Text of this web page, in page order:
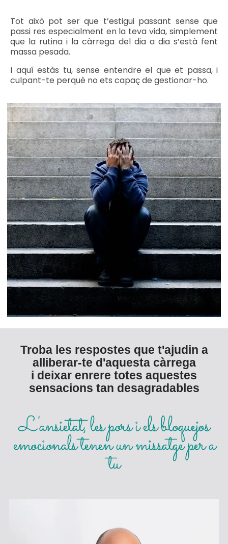
Tot això pot ser que t’estigui passant sense que
passi res especialment en la teva vida, simplement
que la rutina i la càrrega del dia a dia s’està fent
massa pesada.
I aquí estàs tu, sense entendre el que et passa, i
culpant-te perquè no ets capaç de gestionar-ho.
Troba les respostes que t'ajudin a
alliberar-te d'aquesta càrrega
i deixar enrere totes aquestes
sensacions tan desagradables
L'ansietat, les pors i els bloquejos
emocionals tenen un missatge per a
tu